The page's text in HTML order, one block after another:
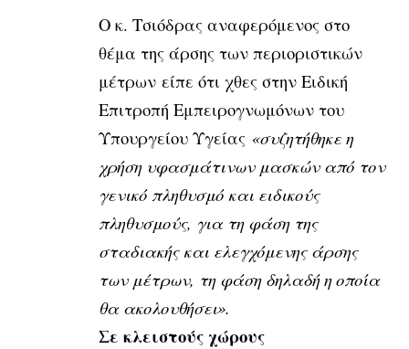
Ο κ. Τσιόδρας αναφερόμενος στο
θέμα της άρσης των περιοριστικών
μέτρων είπε ότι χθες στην Ειδική
Επιτροπή Εμπειρογνωμόνων του
Υπουργείου Υγείας «συζητήθηκε η
χρήση υφασμάτινων μασκών από τον
γενικό πληθυσμό και ειδικούς
πληθυσμούς, για τη φάση της
σταδιακής και ελεγχόμενης άρσης
των μέτρων, τη φάση δηλαδή η οποία
θα ακολουθήσει».
Σε κλειστούς χώρους